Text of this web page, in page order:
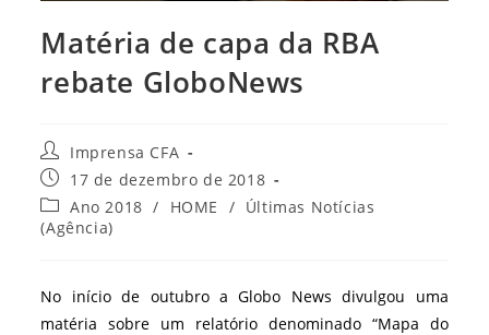
Matéria de capa da RBA
rebate GloboNews
Autor
do
post:
Imprensa CFA
Post
publicado:
17 de dezembro de 2018
Categoria
do
Ano 2018 / HOME / Últimas Notícias
(Agência)
No início de outubro a Globo News divulgou uma
matéria sobre um relatório denominado “Mapa do